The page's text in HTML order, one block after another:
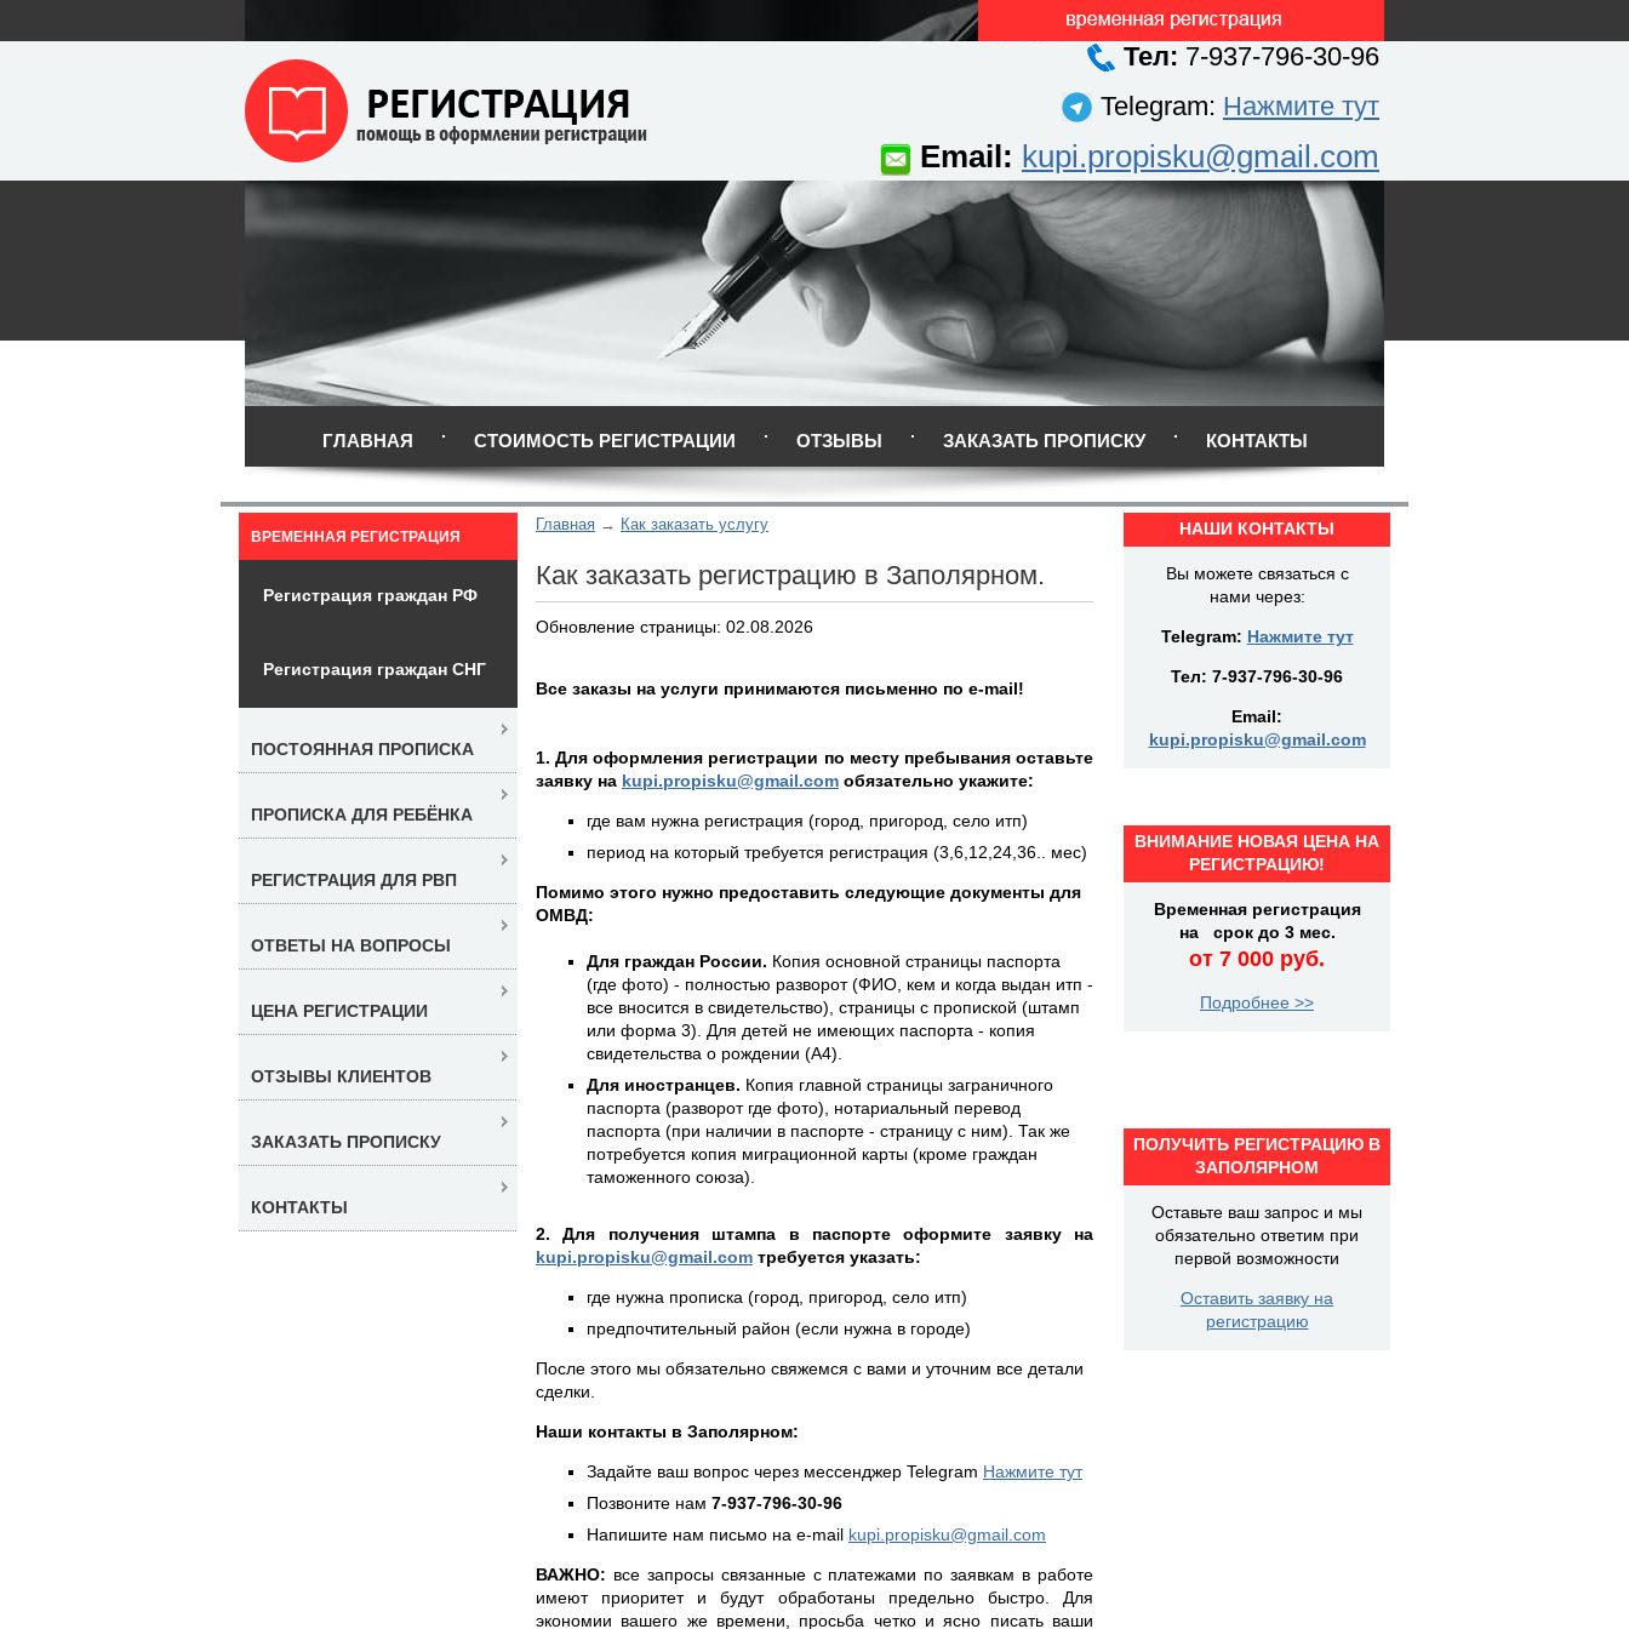
Тел: 7-937-796-30-96
Telegram: Нажмите тут
Email: kupi.propisku@gmail.com
ГЛАВНАЯ СТОИМОСТЬ РЕГИСТРАЦИИ ОТЗЫВЫ ЗАКАЗАТЬ ПРОПИСКУ КОНТАКТЫ
Главная Как заказать услугу
Как заказать регистрацию в Заполярном.
Обновление страницы: 02.08.2026
Все заказы на услуги принимаются письменно по e-mail!
1. Для оформления регистрации по месту пребывания оставьте
заявку на kupi.propisku@gmail.com обязательно укажите:
где вам нужна регистрация (город, пригород, село итп)
период на который требуется регистрация (3,6,12,24,36.. мес)
Помимо этого нужно предоставить следующие документы для
ОМВД:
Для граждан России. Копия основной страницы паспорта
(где фото) - полностью разворот (ФИО, кем и когда выдан итп -
все вносится в свидетельство), страницы с пропиской (штамп
или форма 3). Для детей не имеющих паспорта - копия
свидетельства о рождении (А4).
Для иностранцев. Копия главной страницы заграничного
паспорта (разворот где фото), нотариальный перевод
паспорта (при наличии в паспорте - страницу с ним). Так же
потребуется копия миграционной карты (кроме граждан
таможенного союза).
2. Для получения штампа в паспорте оформите заявку на
kupi.propisku@gmail.com требуется указать:
где нужна прописка (город, пригород, село итп)
предпочтительный район (если нужна в городе)
После этого мы обязательно свяжемся с вами и уточним все детали
сделки.
Наши контакты в Заполярном:
Задайте ваш вопрос через мессенджер Telegram Нажмите тут
Позвоните нам 7-937-796-30-96
Напишите нам письмо на e-mail kupi.propisku@gmail.com
ВАЖНО: все запросы связанные с платежами по заявкам в работе
имеют приоритет и будут обработаны предельно быстро. Для
экономии вашего же времени, просьба четко и ясно писать ваши
ВРЕМЕННАЯ РЕГИСТРАЦИЯ
Регистрация граждан РФ
Регистрация граждан СНГ
ПОСТОЯННАЯ ПРОПИСКА
ПРОПИСКА ДЛЯ РЕБЁНКА
РЕГИСТРАЦИЯ ДЛЯ РВП
ОТВЕТЫ НА ВОПРОСЫ
ЦЕНА РЕГИСТРАЦИИ
ОТЗЫВЫ КЛИЕНТОВ
ЗАКАЗАТЬ ПРОПИСКУ
КОНТАКТЫ
НАШИ КОНТАКТЫ
Вы можете связаться с
нами через:
Telegram: Нажмите тут
Тел: 7-937-796-30-96
Email:
kupi.propisku@gmail.com
ВНИМАНИЕ НОВАЯ ЦЕНА НА
РЕГИСТРАЦИЮ!
Временная регистрация
на срок до 3 мес.
от 7 000 руб.
Подробнее >>
ПОЛУЧИТЬ РЕГИСТРАЦИЮ В
ЗАПОЛЯРНОМ
Оставьте ваш запрос и мы
обязательно ответим при
первой возможности
Оставить заявку на
регистрацию